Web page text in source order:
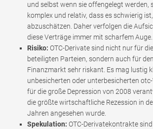
und selbst wenn sie offengelegt werden,
komplex und relativ, dass es schwierig
abzuschätzen. Daher verfolgen die
diese Verträge immer mit scharfem Auge.
Risiko: OTC-Derivate sind nicht nur für
beteiligten Parteien, sondern auch für
Finanzmarkt sehr riskant. Es mag lustig
unbesicherten oder unterbesicherten
für die große Depression von 2008
die größte wirtschaftliche Rezession in
Jahren angesehen wurde.
Spekulation: OTC-Derivatekontrakte